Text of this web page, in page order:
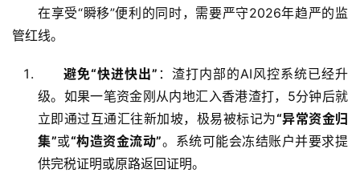
在享受“瞬移”便利的同时，需要严守2026年趋严的监
管红线。
避免“快进快出” ：渣打内部的AI风控系统已经升
级。如果一笔资金刚从内地汇入香港渣打，5分钟后就
立即通过互通汇往新加坡，极易被标记为“异常资金归
集”或“构造资金流动”。系统可能会冻结账户并要求提
供完税证明或原路返回证明。